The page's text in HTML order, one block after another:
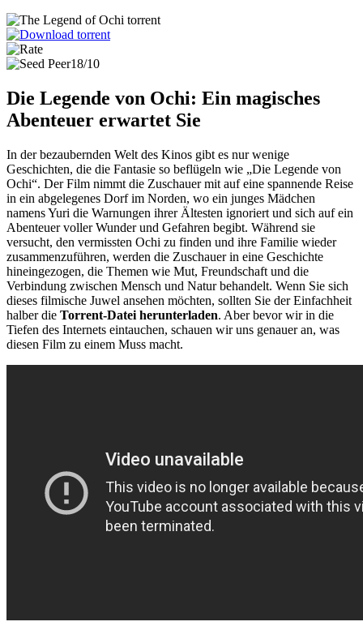
18/10
Die Legende von Ochi: Ein magisches
Abenteuer erwartet Sie
In der bezaubernden Welt des Kinos gibt es nur wenige
Geschichten, die die Fantasie so beflügeln wie „Die Legende von
Ochi“. Der Film nimmt die Zuschauer mit auf eine spannende Reise
in ein abgelegenes Dorf im Norden, wo ein junges Mädchen
namens Yuri die Warnungen ihrer Ältesten ignoriert und sich auf ein
Abenteuer voller Wunder und Gefahren begibt. Während sie
versucht, den vermissten Ochi zu finden und ihre Familie wieder
zusammenzuführen, werden die Zuschauer in eine Geschichte
hineingezogen, die Themen wie Mut, Freundschaft und die
Verbindung zwischen Mensch und Natur behandelt. Wenn Sie sich
dieses filmische Juwel ansehen möchten, sollten Sie der Einfachheit
halber die Torrent-Datei herunterladen. Aber bevor wir in die
Tiefen des Internets eintauchen, schauen wir uns genauer an, was
diesen Film zu einem Muss macht.